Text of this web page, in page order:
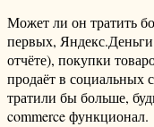
Может ли он тратить
первых,
отчёте), покупки
продаёт в социальных
тратили бы больше,
commerce функционал.